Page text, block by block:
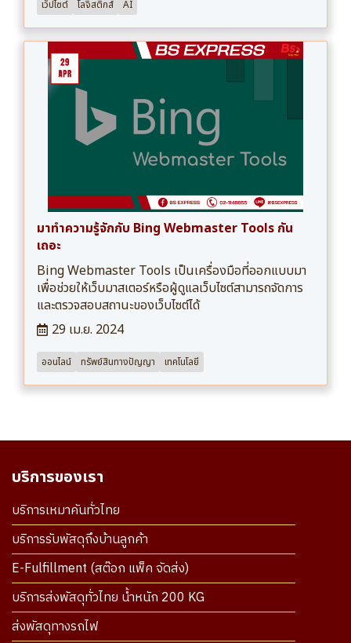
เว็ปไซต์ โลจิสติกส์ AI
มาทำความรู้จักกับ Bing Webmaster Tools กัน
เถอะ
Bing Webmaster Tools เป็นเครื่องมือที่ออกแบบมา
เพื่อช่วยให้เว็บมาสเตอร์หรือผู้ดูแลเว็บไซต์สามารถจัดการ
และตรวจสอบสถานะของเว็บไซต์ได้
29 เม.ย. 2024
ออนไลน์ ทรัพย์สินทางปัญญา เทคโนโลยี
บริการของเรา
บริการเหมาคันทั่วไทย
บริการรับพัสดุถึงบ้านลูกค้า
E-Fulfillment (สต๊อก แพ็ค จัดส่ง)
บริการส่งพัสดุทั่วไทย น้ำหนัก 200 KG
ส่งพัสดุทางรถไฟ